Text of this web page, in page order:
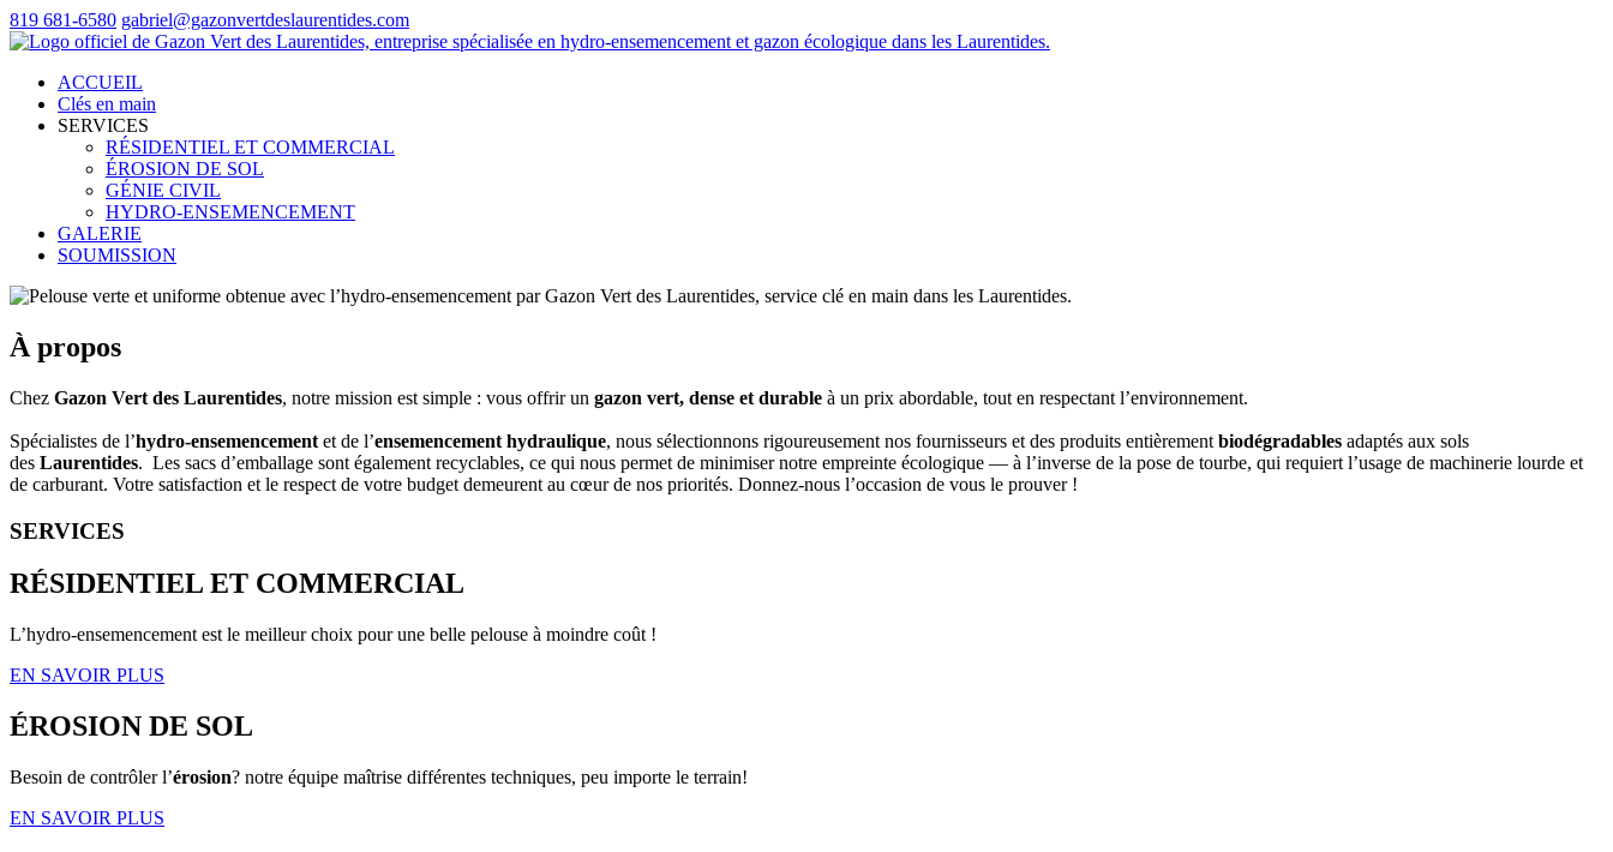
819 681-6580 gabriel@gazonvertdeslaurentides.com
ACCUEIL
Clés en main
SERVICES
RÉSIDENTIEL ET COMMERCIAL
ÉROSION DE SOL
GÉNIE CIVIL
HYDRO-ENSEMENCEMENT
GALERIE
SOUMISSION
À propos
Chez Gazon Vert des Laurentides, notre mission est simple : vous offrir un gazon vert, dense et durable à un prix abordable, tout en respectant l’environnement.
Spécialistes de l’hydro-ensemencement et de l’ensemencement hydraulique, nous sélectionnons rigoureusement nos fournisseurs et des produits entièrement biodégradables adaptés aux sols
des Laurentides. Les sacs d’emballage sont également recyclables, ce qui nous permet de minimiser notre empreinte écologique — à l’inverse de la pose de tourbe, qui requiert l’usage de machinerie lourde et
de carburant. Votre satisfaction et le respect de votre budget demeurent au cœur de nos priorités. Donnez-nous l’occasion de vous le prouver !
SERVICES
RÉSIDENTIEL ET COMMERCIAL
L’hydro-ensemencement est le meilleur choix pour une belle pelouse à moindre coût !
EN SAVOIR PLUS
ÉROSION DE SOL
Besoin de contrôler l’érosion? notre équipe maîtrise différentes techniques, peu importe le terrain!
EN SAVOIR PLUS